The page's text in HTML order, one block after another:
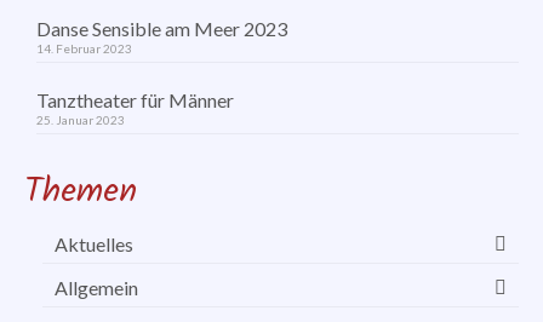
Danse Sensible am Meer 2023
14. Februar 2023
Tanztheater für Männer
25. Januar 2023
Themen
Aktuelles
Allgemein